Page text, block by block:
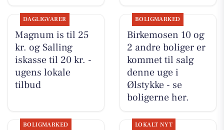
DAGLIGVARER
Magnum is til 25
kr. og Salling
iskasse til 20 kr. -
ugens lokale
tilbud
BOLIGMARKED
Birkemosen 10 og
2 andre boliger er
kommet til salg
denne uge i
Ølstykke - se
boligerne her.
BOLIGMARKED LOKALT NYT